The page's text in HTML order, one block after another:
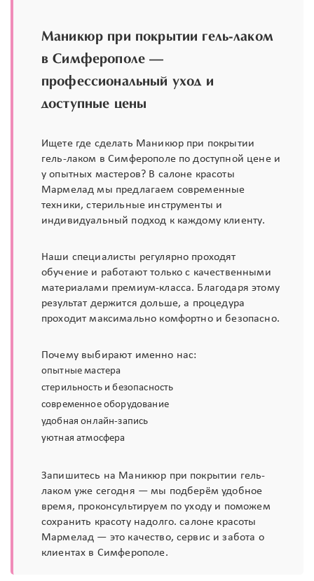
Маникюр при покрытии гель-лаком
в Симферополе —
профессиональный уход и
доступные цены
Ищете где сделать Маникюр при покрытии
гель-лаком в Симферополе по доступной цене и
у опытных мастеров? В салоне красоты
Мармелад мы предлагаем современные
техники, стерильные инструменты и
индивидуальный подход к каждому клиенту.
Наши специалисты регулярно проходят
обучение и работают только с качественными
материалами премиум-класса. Благодаря этому
результат держится дольше, а процедура
проходит максимально комфортно и безопасно.
Почему выбирают именно нас:
опытные мастера
стерильность и безопасность
современное оборудование
удобная онлайн-запись
уютная атмосфера
Запишитесь на Маникюр при покрытии гель-
лаком уже сегодня — мы подберём удобное
время, проконсультируем по уходу и поможем
сохранить красоту надолго. салоне красоты
Мармелад — это качество, сервис и забота о
клиентах в Симферополе.